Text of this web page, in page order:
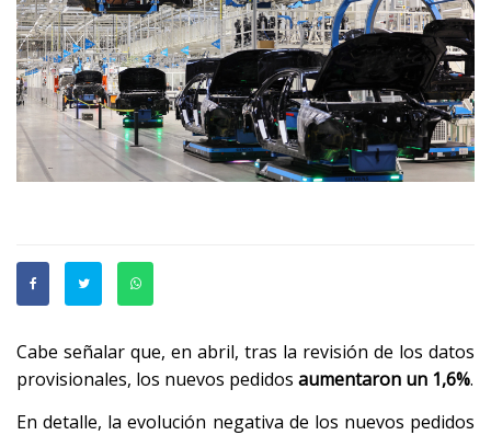
Cabe señalar que, en abril, tras la revisión de los datos
provisionales, los nuevos pedidos aumentaron un 1,6%.
En detalle, la evolución negativa de los nuevos pedidos